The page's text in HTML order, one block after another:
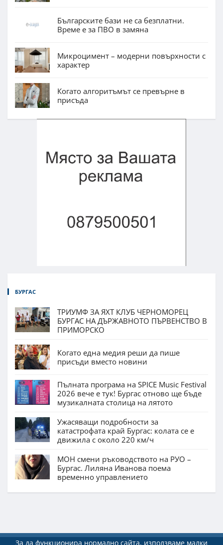
Българските бази не са безплатни.
Време е за ПВО в замяна
Микроцимент – модерни повърхности с
характер
Когато алгоритъмът се превърне в
присъда
БУРГАС
ТРИУМФ ЗА ЯХТ КЛУБ ЧЕРНОМОРЕЦ
БУРГАС НА ДЪРЖАВНОТО ПЪРВЕНСТВО В
ПРИМОРСКО
Когато една медия реши да пише
присъди вместо новини
Пълната програма на SPICE Music Festival
2026 вече е тук! Бургас отново ще бъде
музикалната столица на лятото
Ужасяващи подробности за
катастрофата край Бургас: колата се е
движила с около 220 км/ч
МОН смени ръководството на РУО –
Бургас. Лиляна Иванова поема
временно управлението
За да функционира нормално сайта, използваме малки